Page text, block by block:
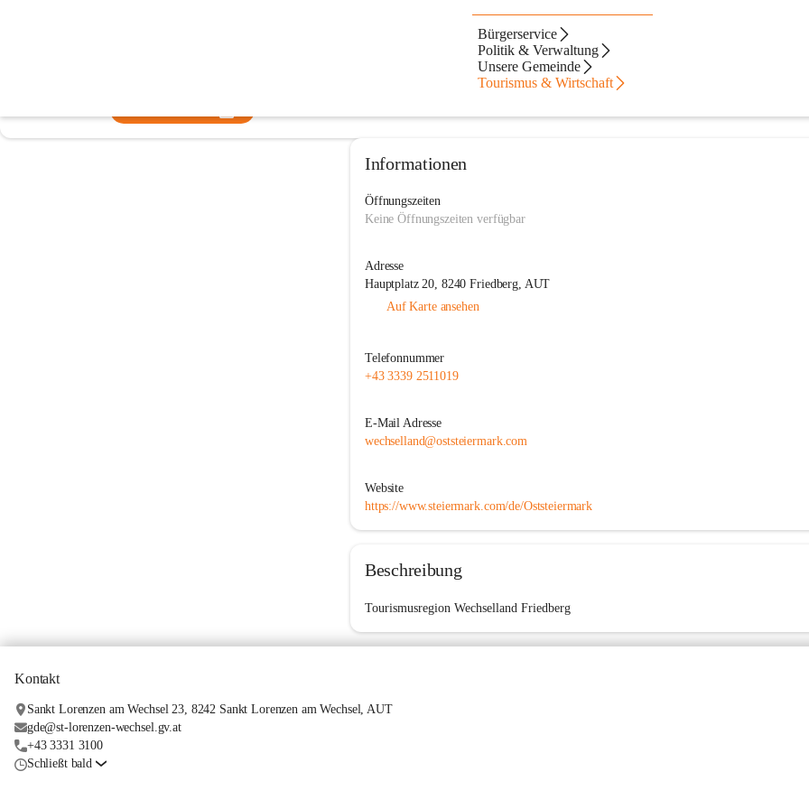
Bürgerservice
Politik & Verwaltung
Unsere Gemeinde
Tourismus & Wirtschaft
Informationen
Öffnungszeiten
Keine Öffnungszeiten verfügbar
Adresse
Hauptplatz 20, 8240 Friedberg, AUT
Auf Karte ansehen
Telefonnummer
+43 3339 2511019
E-Mail Adresse
wechselland@oststeiermark.com
Website
https://www.steiermark.com/de/Oststeiermark
Beschreibung
Tourismusregion Wechselland Friedberg
Kontakt
Sankt Lorenzen am Wechsel 23, 8242 Sankt Lorenzen am Wechsel, AUT
gde@st-lorenzen-wechsel.gv.at
+43 3331 3100
Schließt bald